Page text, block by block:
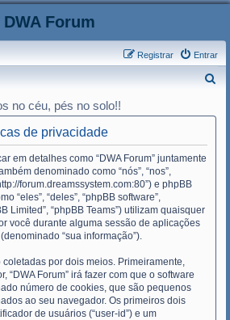
DWA Forum
Entrar
Registrar
no céu, pés no solo!!
de privacidade
em detalhes como “DWA Forum” juntamente
denominado como “nós”, “nos”,
forum.dreamssystem.com:80”) e phpBB
“eles”, “deles”, “phpBB software”,
Limited”, “phpBB Teams”) utilizam quaisquer
você durante alguma sessão de aplicações
“sua informação”).
por dois meios. Primeiramente,
“DWA Forum” irá fazer com que o software
número de cookies, que são pequenos
ao seu navegador. Os primeiros dois
de usuários (“user-id”) e um